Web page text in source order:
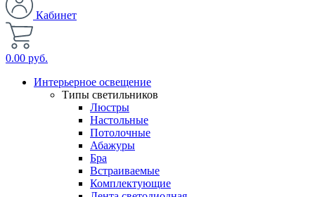
Кабинет
0.00 руб.
Интерьерное освещение
Типы светильников
Люстры
Настольные
Потолочные
Абажуры
Бра
Встраиваемые
Комплектующие